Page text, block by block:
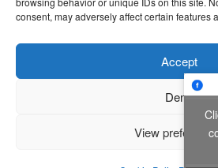
consent, may adversely affect certain features
Accept
Deny
View
© All rights reserved Bangla Post2026|
reproduction of our content is
Privacy Policy